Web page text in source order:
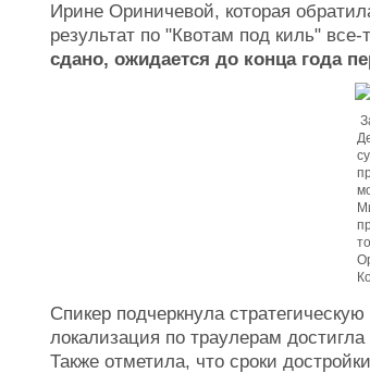
Ирине Ориничевой, которая
результат по "Квотам под киль" все-
сдано, ожидается до конца года
Спикер подчеркнула
локализация по траулерам
Также отметила, что сроки